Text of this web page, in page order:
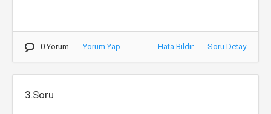
0 Yorum Yorum Yap Hata Bildir Soru Detay
3.Soru